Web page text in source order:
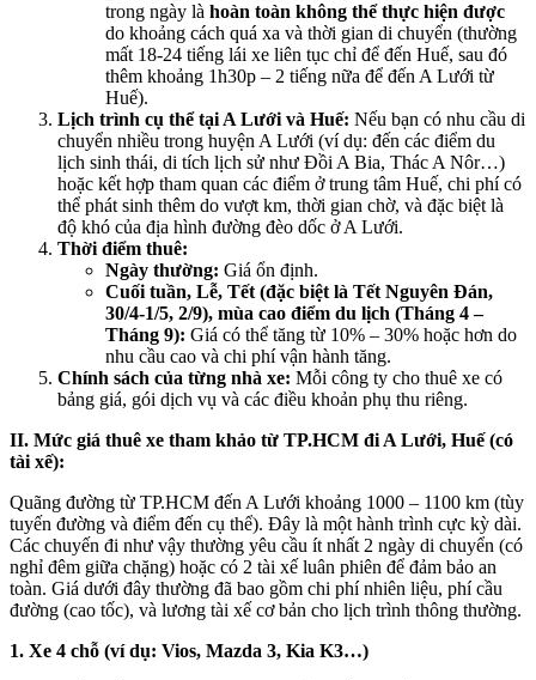
trong ngày là hoàn toàn không thể thực hiện được
do khoảng cách quá xa và thời gian di chuyển (thường
mất 18-24 tiếng lái xe liên tục chỉ để đến Huế, sau đó
thêm khoảng 1h30p – 2 tiếng nữa để đến A Lưới từ
Huế).
Lịch trình cụ thể tại A Lưới và Huế: Nếu bạn có nhu cầu di
chuyển nhiều trong huyện A Lưới (ví dụ: đến các điểm du
lịch sinh thái, di tích lịch sử như Đồi A Bia, Thác A Nôr…)
hoặc kết hợp tham quan các điểm ở trung tâm Huế, chi phí có
thể phát sinh thêm do vượt km, thời gian chờ, và đặc biệt là
độ khó của địa hình đường đèo dốc ở A Lưới.
Thời điểm thuê:
Ngày thường: Giá ổn định.
Cuối tuần, Lễ, Tết (đặc biệt là Tết Nguyên Đán,
30/4-1/5, 2/9), mùa cao điểm du lịch (Tháng 4 –
Tháng 9): Giá có thể tăng từ 10% – 30% hoặc hơn do
nhu cầu cao và chi phí vận hành tăng.
Chính sách của từng nhà xe: Mỗi công ty cho thuê xe có
bảng giá, gói dịch vụ và các điều khoản phụ thu riêng.
II. Mức giá thuê xe tham khảo từ TP.HCM đi A Lưới, Huế (có
tài xế):
Quãng đường từ TP.HCM đến A Lưới khoảng 1000 – 1100 km (tùy
tuyến đường và điểm đến cụ thể). Đây là một hành trình cực kỳ dài.
Các chuyến đi như vậy thường yêu cầu ít nhất 2 ngày di chuyển (có
nghỉ đêm giữa chặng) hoặc có 2 tài xế luân phiên để đảm bảo an
toàn. Giá dưới đây thường đã bao gồm chi phí nhiên liệu, phí cầu
đường (cao tốc), và lương tài xế cơ bản cho lịch trình thông thường.
1. Xe 4 chỗ (ví dụ: Vios, Mazda 3, Kia K3…)